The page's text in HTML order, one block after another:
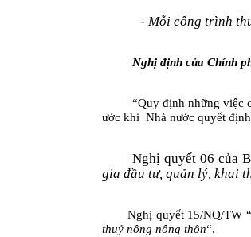
- Mỗi công trình
Nghị định của Chính
“Quy định những việc
ước khi Nhà nư­ớc quyết
Nghị quyết 06 của
gia đầu tư­, quản lý, khai
Nghị quyết 15/NQ/TW
thuỷ nông nông thôn“.